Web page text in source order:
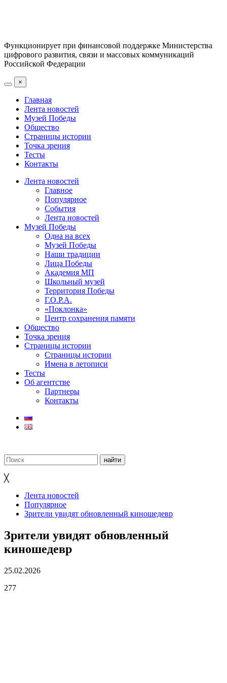
Функционирует при финансовой поддержке Министерства
цифрового развития, связи и массовых коммуникаций
Российской Федерации
×
Главная
Лента новостей
Музей Победы
Общество
Страницы истории
Точка зрения
Тесты
Контакты
Лента новостей
Главное
Популярное
События
Лента новостей
Музей Победы
Одна на всех
Музей Победы
Наши традиции
Лица Победы
Академия МП
Школьный музей
Территория Победы
Г.О.Р.А.
«Поклонка»
Центр сохранения памяти
Общество
Точка зрения
Страницы истории
Страницы истории
Имена в летописи
Тесты
Об агентстве
Партнеры
Контакты
╳
Лента новостей
Популярное
Зрители увидят обновленный киношедевр
Зрители увидят обновленный
киношедевр
25.02.2026
277